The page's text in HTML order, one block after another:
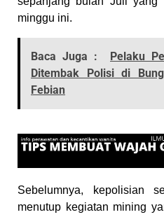
minggu ini.
Baca Juga :
Pelaku
Ditembak Polisi di
Febian
Sebelumnya, kepolisian
menutup kegiatan mining